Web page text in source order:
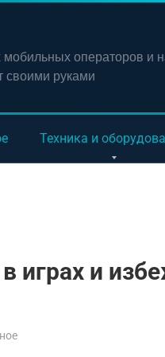
мобильных операторов и
своими руками
Техника и
играх и